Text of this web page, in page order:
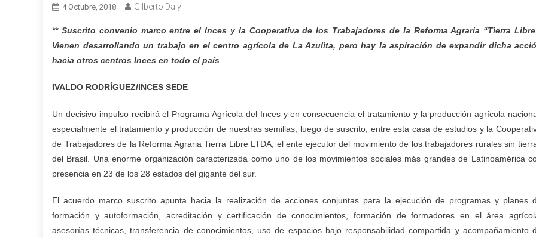
4 Octubre, 2018 Gilberto Daly
** Suscrito convenio marco entre el Inces y la Cooperativa de los Trabajadores de la Reforma Agraria “Tierra
Vienen desarrollando un trabajo en el centro agrícola de La Azulita, pero hay la aspiración de expandir dicha
hacia otros centros Inces en todo el país
IVALDO RODRÍGUEZ/INCES SEDE
Un decisivo impulso recibirá el Programa Agrícola del Inces y en consecuencia el tratamiento y la producción agrícola
especialmente el tratamiento y producción de nuestras semillas, luego de suscrito, entre esta casa de estudios y la
de Trabajadores de la Reforma Agraria Tierra Libre LTDA, el ente ejecutor del movimiento de los trabajadores rurales sin
del Brasil. Una enorme organización caracterizada como uno de los movimientos sociales más grandes de Latinoamérica
presencia en 23 de los 28 estados del gigante del sur.
El acuerdo marco suscrito apunta hacia la realización de acciones conjuntas para la ejecución de programas y planes
formación y autoformación, acreditación y certificación de conocimientos, formación de formadores en el área
asesorías técnicas, transferencia de conocimientos, uso de espacios bajo responsabilidad compartida y acompañamiento